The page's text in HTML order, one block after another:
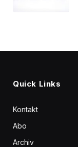
Quick Links
Kontakt
Abo
Archiv